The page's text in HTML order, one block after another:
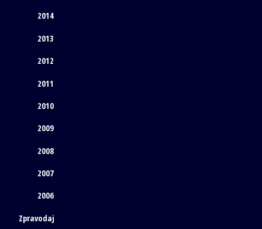
2014
2013
2012
2011
2010
2009
2008
2007
2006
Zpravodaj